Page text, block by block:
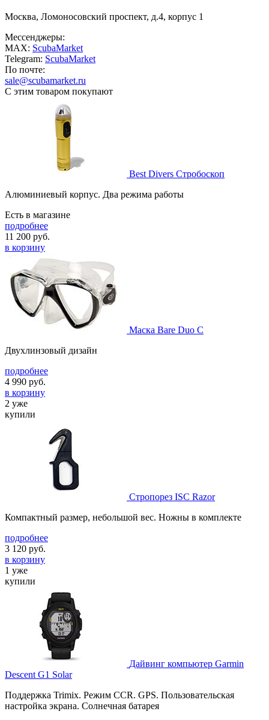
Москва, Ломоносовский проспект, д.4, корпус 1
Мессенджеры:
MAX: ScubaMarket
Telegram: ScubaMarket
По почте:
sale@scubamarket.ru
С этим товаром покупают
Best Divers Стробоскоп
Алюминиевый корпус. Два режима работы
Есть в магазине
подробнее
11 200 руб.
в корзину
Маска Bare Duo C
Двухлинзовый дизайн
подробнее
4 990 руб.
в корзину
2 уже
купили
Стропорез ISC Razor
Компактный размер, небольшой вес. Ножны в комплекте
подробнее
3 120 руб.
в корзину
1 уже
купили
Дайвинг компьютер Garmin
Descent G1 Solar
Поддержка Trimix. Режим ССR. GPS. Пользовательская
настройка экрана. Солнечная батарея